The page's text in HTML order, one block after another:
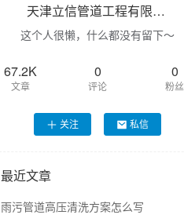
天津立信管道工程有限公司
这个人很懒，什么都没有留下～
67.2K
文章
0
评论
0
粉丝
关注 私信
最近文章
雨污管道高压清洗方案怎么写